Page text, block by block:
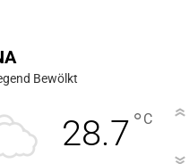
Bewölkt
28.7°C